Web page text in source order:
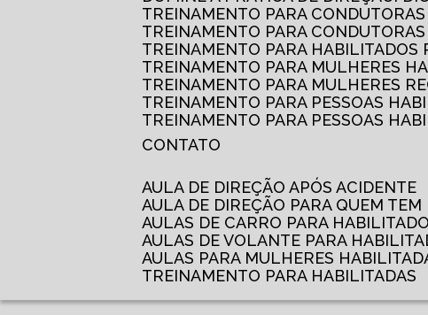
TREINAMENTO PARA
TREINAMENTO PARA
TREINAMENTO PARA
TREINAMENTO PARA MULHERES
TREINAMENTO PARA MULHERES
TREINAMENTO PARA PESSOAS
TREINAMENTO PARA PESSOAS
CONTATO
AULA DE DIREÇÃO APÓS ACIDENTE
AULA DE DIREÇÃO PARA QUEM TEM
AULAS DE CARRO PARA
AULAS DE VOLANTE PARA
AULAS PARA MULHERES
TREINAMENTO PARA HABILITADAS